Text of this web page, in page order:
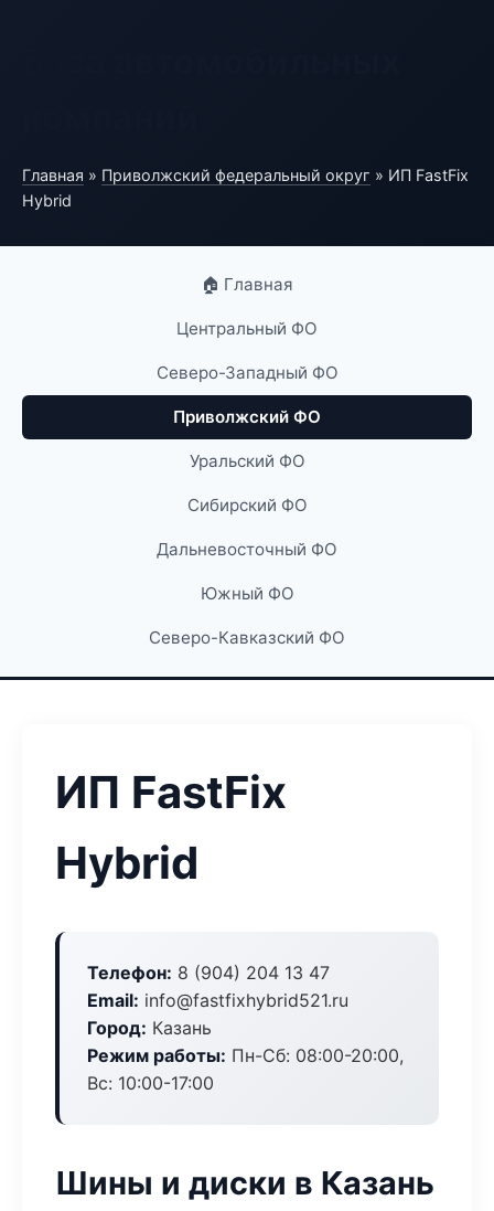
Главная » Приволжский федеральный округ » ИП FastFix
Hybrid
🏠 Главная
Центральный ФО
Северо-Западный ФО
Приволжский ФО
Уральский ФО
Сибирский ФО
Дальневосточный ФО
Южный ФО
Северо-Кавказский ФО
ИП FastFix
Hybrid
Телефон: 8 (904) 204 13 47
Email: info@fastfixhybrid521.ru
Город: Казань
Режим работы: Пн-Сб: 08:00-20:00,
Вс: 10:00-17:00
Шины и диски в Казань